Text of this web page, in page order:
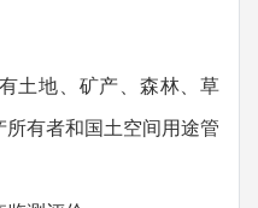
地、矿产、森林、草
有者和国土空间用途管